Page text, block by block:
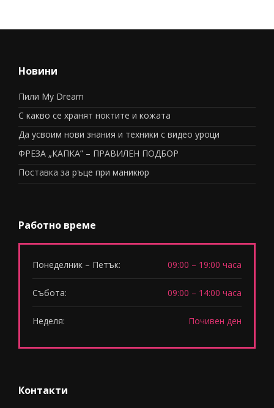
Новини
Пили My Dream
С какво се хранят ноктите и кожата
Да усвоим нови знания и техники с видео уроци
ФРЕЗА „КАПКА” – ПРАВИЛЕН ПОДБОР
Поставка за ръце при маникюр
Работно време
Понеделник – Петък: 09:00 – 19:00 часа
Събота: 09:00 – 14:00 часа
Неделя: Почивен ден
Контакти